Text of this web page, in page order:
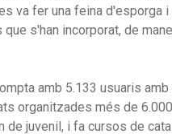
va fer una feina d'esporga
s'han incorporat, de
amb 5.133 usuaris amb
organitzades més de 6.000
juvenil, i fa cursos de